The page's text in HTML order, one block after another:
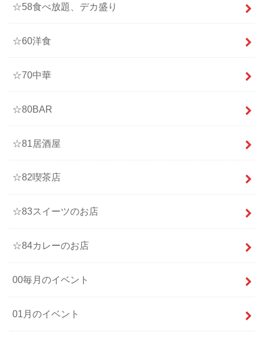
☆58食べ放題、デカ盛り
☆60洋食
☆70中華
☆80BAR
☆81居酒屋
☆82喫茶店
☆83スイーツのお店
☆84カレーのお店
00毎月のイベント
01月のイベント